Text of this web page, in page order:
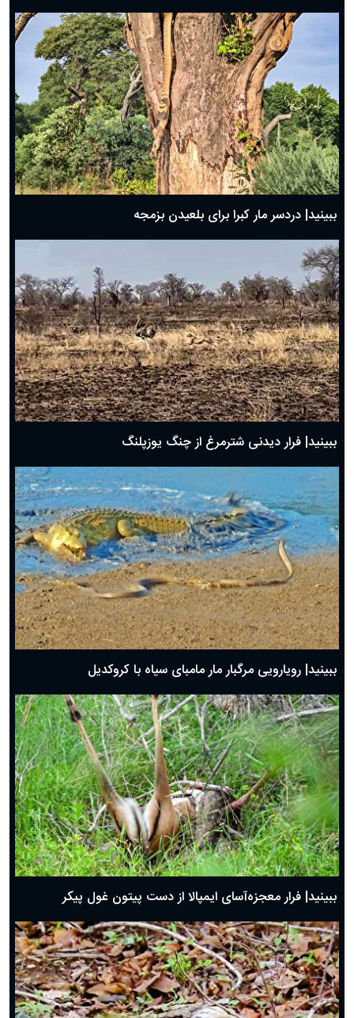
ببینید| دردسر مار کبرا برای بلعیدن بزمجه
ببینید| فرار دیدنی شترمرغ از چنگ یوزپلنگ
ببینید| رویارویی مرگبار مار مامبای سیاه با کروکدیل
ببینید| فرار معجزه‌آسای ایمپالا از دست پیتون غول پیکر